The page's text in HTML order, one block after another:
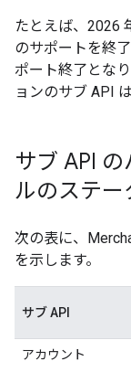
たとえば、2026
のサポートを終
ポート終了とな
ョンのサブ API
サブ API
ルのステー
次の表に、
を示します。
サブ API
アカウント